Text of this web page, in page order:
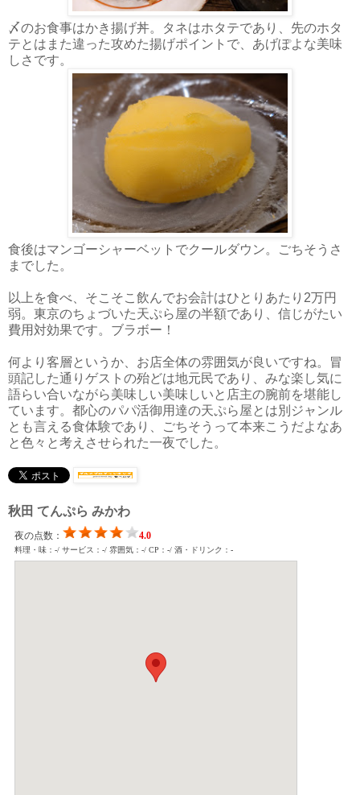
〆のお食事はかき揚げ丼。タネはホタテであり、先のホタ
テとはまた違った攻めた揚げポイントで、あげぽよな美味
しさです。
食後はマンゴーシャーベットでクールダウン。ごちそうさ
までした。
以上を食べ、そこそこ飲んでお会計はひとりあたり2万円
弱。東京のちょづいた天ぷら屋の半額であり、信じがたい
費用対効果です。ブラボー！
何より客層というか、お店全体の雰囲気が良いですね。冒
頭記した通りゲストの殆どは地元民であり、みな楽し気に
語らい合いながら美味しい美味しいと店主の腕前を堪能し
ています。都心のパパ活御用達の天ぷら屋とは別ジャンル
とも言える食体験であり、ごちそうって本来こうだよなあ
と色々と考えさせられた一夜でした。
秋田 てんぷら みかわ